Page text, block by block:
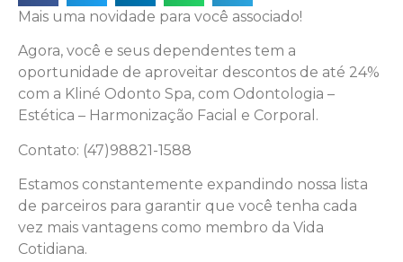
Mais uma novidade para você associado!
Agora, você e seus dependentes tem a
oportunidade de aproveitar descontos de até 24%
com a Kliné Odonto Spa, com Odontologia –
Estética – Harmonização Facial e Corporal.
Contato: (47)98821-1588
Estamos constantemente expandindo nossa lista
de parceiros para garantir que você tenha cada
vez mais vantagens como membro da Vida
Cotidiana.